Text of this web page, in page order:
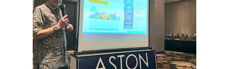
Tumpeng Nasi Krawu Pecahkan Rekor MURI, KWGe Angkat Kuliner
Gresik ke Panggung Dunia
FOZ Jatim, BAZNAS, dan Kemenag Salurkan 22.456 Bingkisan Lebaran